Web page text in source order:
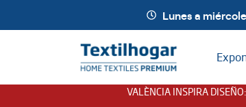
Lunes a
VALÈNCIA INSPIRA DISEÑO: